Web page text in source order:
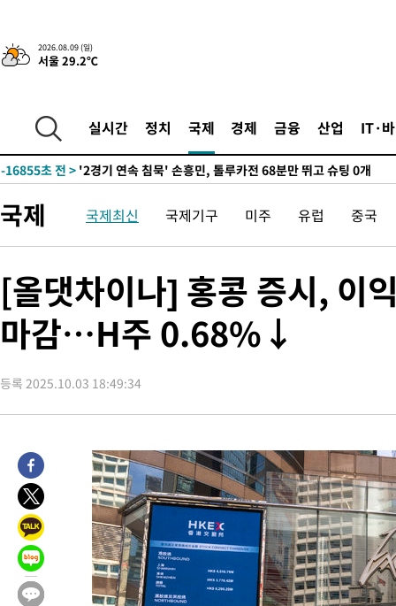
2026.08.09 (일)
서울 29.2℃
실시간 정치 국제 경제 금융 산업 IT·
46.35%
-31731초 전 >[속보]與 당대표 경선, 강원 권리당원 투표 김민석 승리
득표
-29649초 전 >"일본축구협회, 대한축구협회 성 접대 의혹 심판 조사"
-17656초 전 >
"얼마나 더웠으면"…안동 물길공원서 헤엄친 구렁이 '소동'
-17583초 전 >
-16855초 전 > '2경기 연속 침묵' 손흥민, 톨루카전 68분만 뛰고 슈팅 0개
-2489초 전 >
'여긴 20도, 저긴 50도'…열화상 카메라로 본 폭염 저감시설 '온
-1960초 전 >콜롬비아 신임 우파 대통령 취임 하루만에 차량폭탄 폭발 사건
2시간 전 >이군이 불법 군시설 건설한 레바논 남부에서 레바논군 3명 폭발로
2시간 전 >[속보]美중부 사령관, 이스라엘 긴급방문 다중화된 전선 상황 논의
3시간 전 >美 국방부, 켄달 전 공군장관 보안허가 취소…“에어포스원 기밀정
3시간 전 >“美 이란전 무기 소진…북한과 분쟁시 주한 미군 취약해질 수 있어”
-32245초 전 >[속보]與전대 권리당원투표…강원·경북 김민석, 대구 정청래
45.71%
-31954초 전 >
[속보]與 당대표 경선, 대구 권리당원 투표 정청래 47.82%·김
46.35%
-31751초 전 >
[속보]與 당대표 경선, 강원 권리당원 투표 김민석 승리
득표
-29669초 전 >
"일본축구협회, 대한축구협회 성 접대 의혹 심판 조사"
-22311초 전 >
[속보]장은수, KLPGA 제주삼다수 역전 우승…데뷔 10년 차에
정상
-17676초 전 >
"얼마나 더웠으면"…안동 물길공원서 헤엄친 구렁이 '소동'
-17603초 전 >
손흥민, 68분 뛰고 2경기 침묵…LAFC, 톨루카에 1-0 승리(종
국제 국제최신 국제기구 미주 유럽 중국
[올댓차이나] 홍콩 증시, 이
마감…H주 0.68%↓
등록 2025.10.03 18:49:34